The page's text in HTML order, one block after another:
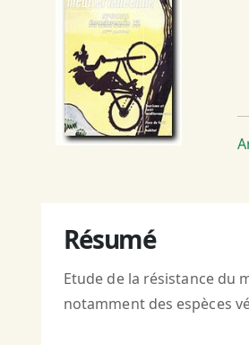
Résumé
Etude de la résistance du
notamment des espèces